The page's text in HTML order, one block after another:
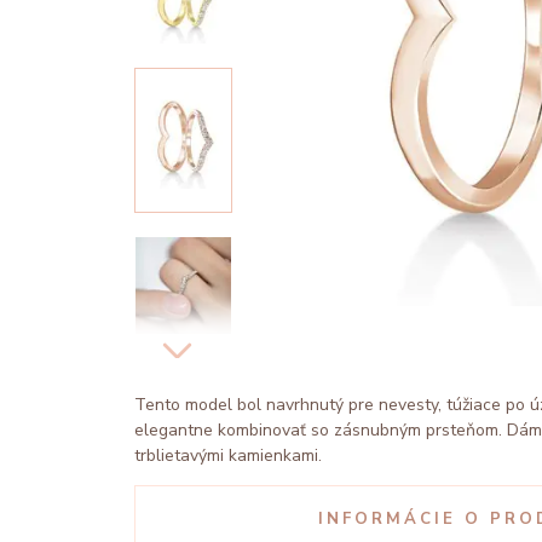
Tento model bol navrhnutý pre nevesty, túžiace po
elegantne kombinovať so zásnubným prsteňom.
trblietavými kamienkami.
INFORMÁCIE O